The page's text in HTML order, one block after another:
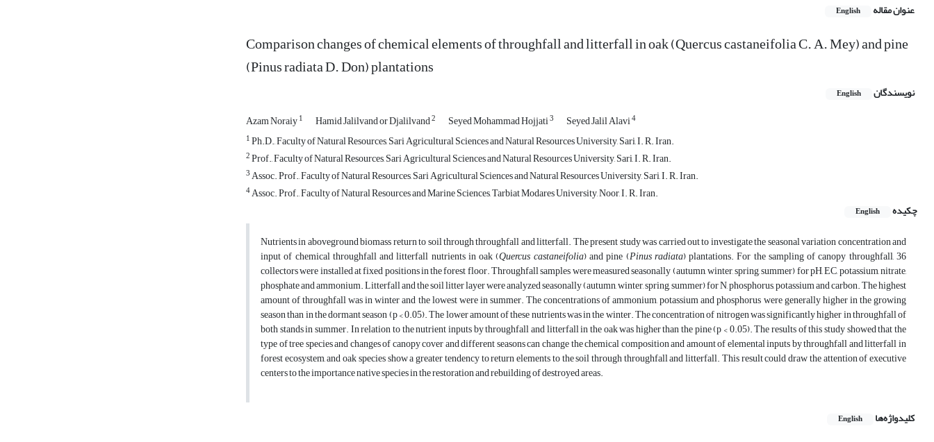
عنوان مقاله English
Comparison changes of chemical elements of throughfall and litterfall in oak (Quercus castaneifolia C. A. Mey) and pine
(Pinus radiata D. Don) plantations
نویسندگان English
Azam Noraiy1 Hamid Jalilvand or Djalilvand2 Seyed Mohammad Hojjati3 Seyed Jalil Alavi4
1Ph.D., Faculty of Natural Resources, Sari Agricultural Sciences and Natural Resources University, Sari, I. R. Iran.
2Prof., Faculty of Natural Resources, Sari Agricultural Sciences and Natural Resources University, Sari, I. R. Iran.
3Assoc. Prof., Faculty of Natural Resources, Sari Agricultural Sciences and Natural Resources University, Sari, I. R. Iran.
4Assoc. Prof., Faculty of Natural Resources and Marine Sciences, Tarbiat Modares University, Noor, I. R. Iran.
چکیده
English
Nutrients in aboveground biomass return to soil through throughfall and litterfall. The present study was carried out to investigate the seasonal variation concentration and
input of chemical throughfall and litterfall nutrients in oak (Quercus castaneifolia) and pine (Pinus radiata) plantations. For the sampling of canopy throughfall, 36
collectors were installed at fixed positions in the forest floor. Throughfall samples were measured seasonally (autumn, winter, spring, summer) for pH, EC, potassium, nitrate,
phosphate and ammonium. Litterfall and the soil litter layer were analyzed seasonally (autumn, winter, spring, summer) for N, phosphorus, potassium and carbon. The highest
amount of throughfall was in winter and the lowest were in summer. The concentrations of ammonium, potassium and phosphorus were generally higher in the growing
season than in the dormant season (p < 0.05). The lower amount of these nutrients was in the winter. The concentration of nitrogen was significantly higher in throughfall of
both stands in summer. In relation to the nutrient inputs by throughfall and litterfall in the oak was higher than the pine (p < 0.05). The results of this study showed that the
type of tree species and changes of canopy cover and different seasons can change the chemical composition and amount of elemental inputs by throughfall and litterfall in
forest ecosystem, and oak species show a greater tendency to return elements to the soil through throughfall and litterfall. This result could draw the attention of executive
centers to the importance native species in the restoration and rebuilding of destroyed areas.
کلیدواژه‌ها English